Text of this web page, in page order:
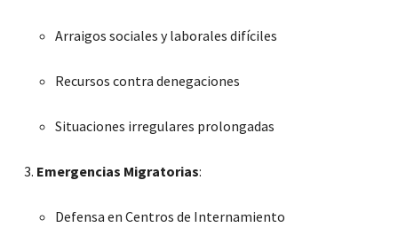
Arraigos sociales y laborales difíciles
Recursos contra denegaciones
Situaciones irregulares prolongadas
Emergencias Migratorias:
Defensa en Centros de Internamiento